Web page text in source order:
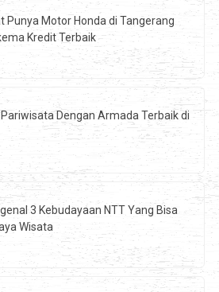
Punya Motor Honda di Tangerang
Kredit Terbaik
Dengan Armada Terbaik di
3 Kebudayaan NTT Yang Bisa
Wisata